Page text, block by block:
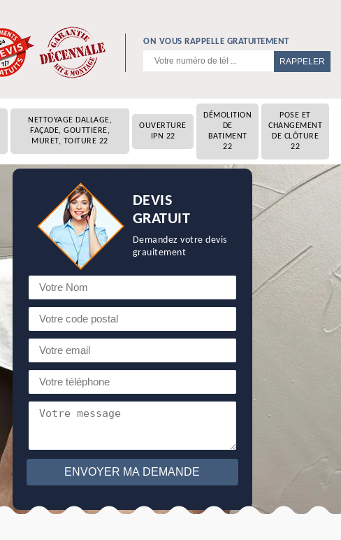
ON VOUS RAPPELLE GRATUITEMENT
NETTOYAGE DALLAGE,
FAÇADE, GOUTTIERE,
MURET, TOITURE 22
OUVERTURE
IPN 22
DÉMOLITION
DE
BATIMENT
22
POSE ET
CHANGEMENT
DE CLÔTURE
22
DEVIS
GRATUIT
Demandez votre devis
grauitement